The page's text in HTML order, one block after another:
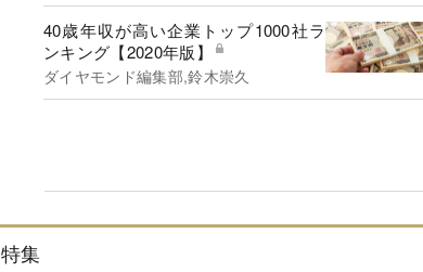
40歳年収が高い企業トップ1000社ラ
ンキング【2020年版】
ダイヤモンド編集部,鈴木崇久
特集